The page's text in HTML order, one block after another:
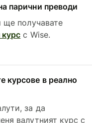
парични преводи
ще получавате
курс с Wise.
курсове в реално
за да
валутният курс с